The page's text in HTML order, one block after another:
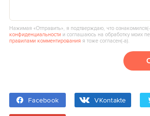
Нажимая «Отправить», я подтверждаю, что
конфиденциальности и соглашаюсь на обработку моих
правилами комментирования я тоже согласен(‑а).
Facebook VKontakte